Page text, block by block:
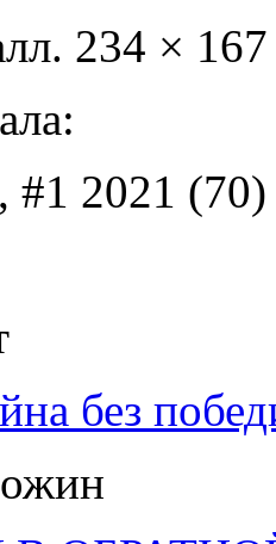
234 ×
#1 2021 (70)
без